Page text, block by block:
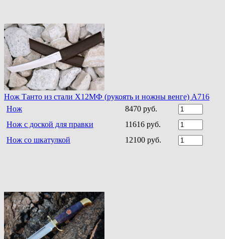
Нож Танто из стали Х12МФ (рукоять и ножны венге) A716
Нож
8470 руб.
Нож с доской для правки
11616 руб.
Нож со шкатулкой
12100 руб.